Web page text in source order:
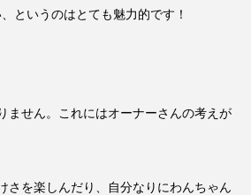
というのはとても魅力的です！
ません。これにはオーナーさんの考えが
さを楽しんだり、自分なりにわんちゃん